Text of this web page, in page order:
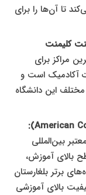
تا آن‌ها را برای
کلیمنت
مراکز برای
آکادمیک است و
این دانشگاه
بین‌المللی
بالای آموزش،
برتر بلغارستان
بالای آموزشی